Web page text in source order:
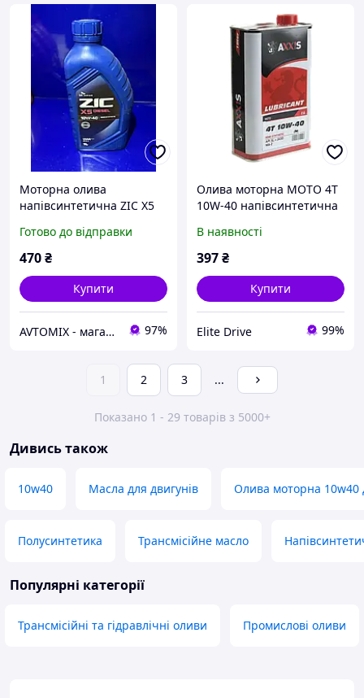
Моторна олива
напівсинтетична ZIC X5
Готово до відправки
470₴
Купити
AVTOMIX - магазин автотоварів та запчастин 97%
Олива моторна MOTO 4T
10W-40 напівсинтетична
В наявності
397₴
Купити
Elite Drive 99%
1 2 3 ...
Показано 1 - 29 товарів з 5000+
Дивись також
10w40 Масла для двигунів Олива моторна 10w40
Полусинтетика Трансмісійне масло
Популярні категорії
Трансмісійні та гідравлічні оливи Промислові оливи